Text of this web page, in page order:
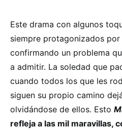
Este drama con algunos
siempre protagonizados
confirmando un problema
a admitir. La soledad que
cuando todos los que les
siguen su propio camino
olvidándose de ellos. Esto
refleja a las mil maravillas,